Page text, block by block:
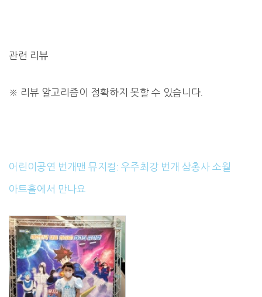
관련 리뷰
※ 리뷰 알고리즘이 정확하지 못할 수 있습니다.
어린이공연 번개맨 뮤지컬: 우주최강 번개 삼총사 소월
아트홀에서 만나요